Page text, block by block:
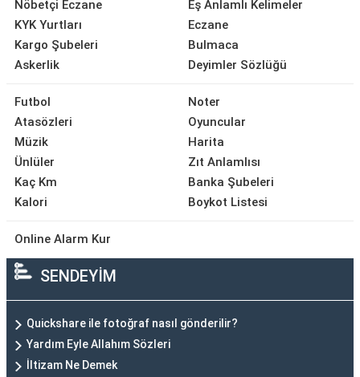
Nöbetçi Eczane
KYK Yurtları
Kargo Şubeleri
Askerlik
Eş Anlamlı Kelimeler
Eczane
Bulmaca
Deyimler Sözlüğü
Futbol
Atasözleri
Müzik
Ünlüler
Kaç Km
Kalori
Noter
Oyuncular
Harita
Zıt Anlamlısı
Banka Şubeleri
Boykot Listesi
Online Alarm Kur
SENDEYİM
Quickshare ile fotoğraf nasıl gönderilir?
Yardım Eyle Allahım Sözleri
İltizam Ne Demek